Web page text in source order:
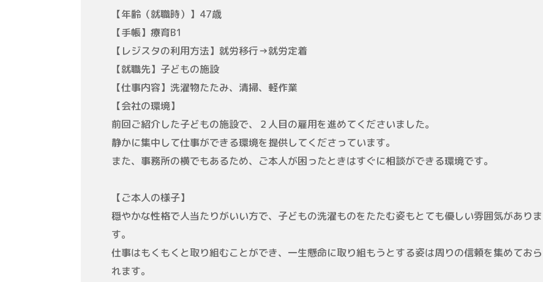
【年齢（就職時）】47歳
【手帳】療育B1
【レジスタの利用方法】就労移行→就労定着
【就職先】子どもの施設
【仕事内容】洗濯物たたみ、清掃、軽作業
【会社の環境】
前回ご紹介した子どもの施設で、２人目の雇用を進めてくださいました。
静かに集中して仕事ができる環境を提供してくださっています。
また、事務所の横でもあるため、ご本人が困ったときはすぐに相談ができる環境です。
【ご本人の様子】
穏やかな性格で人当たりがいい方で、子どもの洗濯ものをたたむ姿もとても優しい雰囲気がありま
す。
仕事はもくもくと取り組むことができ、一生懸命に取り組もうとする姿は周りの信頼を集めておら
れます。